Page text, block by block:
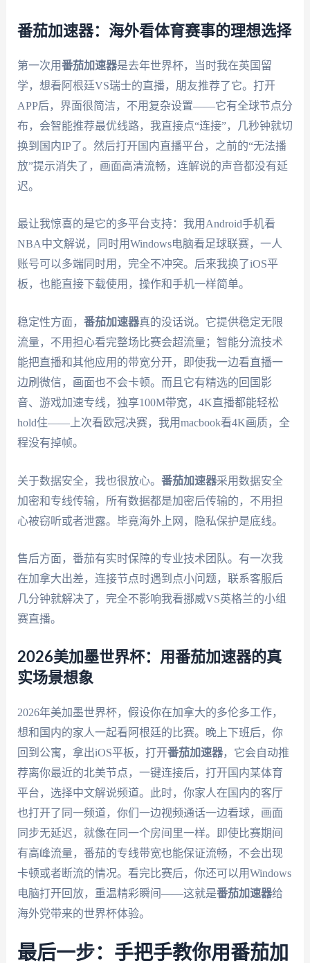
番茄加速器：海外看体育赛事的理想选择
第一次用番茄加速器是去年世界杯，当时我在英国留
学，想看阿根廷VS瑞士的直播，朋友推荐了它。打开
APP后，界面很简洁，不用复杂设置——它有全球节点分
布，会智能推荐最优线路，我直接点“连接”，几秒钟就切
换到国内IP了。然后打开国内直播平台，之前的“无法播
放”提示消失了，画面高清流畅，连解说的声音都没有延
迟。
最让我惊喜的是它的多平台支持：我用Android手机看
NBA中文解说，同时用Windows电脑看足球联赛，一人
账号可以多端同时用，完全不冲突。后来我换了iOS平
板，也能直接下载使用，操作和手机一样简单。
稳定性方面， 番茄加速器真的没话说。它提供稳定无限
流量，不用担心看完整场比赛会超流量；智能分流技术
能把直播和其他应用的带宽分开，即使我一边看直播一
边刷微信，画面也不会卡顿。而且它有精选的回国影
音、游戏加速专线，独享100M带宽，4K直播都能轻松
hold住——上次看欧冠决赛，我用macbook看4K画质，全
程没有掉帧。
关于数据安全，我也很放心。 番茄加速器采用数据安全
加密和专线传输，所有数据都是加密后传输的，不用担
心被窃听或者泄露。毕竟海外上网，隐私保护是底线。
售后方面，番茄有实时保障的专业技术团队。有一次我
在加拿大出差，连接节点时遇到点小问题，联系客服后
几分钟就解决了，完全不影响我看挪威VS英格兰的小组
赛直播。
2026美加墨世界杯：用番茄加速器的真
实场景想象
2026年美加墨世界杯，假设你在加拿大的多伦多工作，
想和国内的家人一起看阿根廷的比赛。晚上下班后，你
回到公寓，拿出iOS平板，打开番茄加速器，它会自动推
荐离你最近的北美节点，一键连接后，打开国内某体育
平台，选择中文解说频道。此时，你家人在国内的客厅
也打开了同一频道，你们一边视频通话一边看球，画面
同步无延迟，就像在同一个房间里一样。即使比赛期间
有高峰流量，番茄的专线带宽也能保证流畅，不会出现
卡顿或者断流的情况。看完比赛后，你还可以用Windows
电脑打开回放，重温精彩瞬间——这就是番茄加速器给
海外党带来的世界杯体验。
最后一步：手把手教你用番茄加